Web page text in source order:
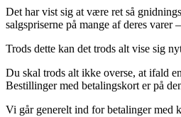
Det har vist sig at være ret så
salgspriserne på mange af deres
Trods dette kan det trods alt vise sig
Du skal trods alt ikke overse, at ifald
Bestillinger med betalingskort er på
Vi går generelt ind for betalinger med